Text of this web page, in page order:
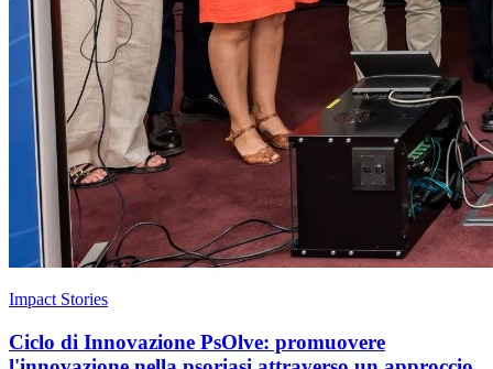
Impact Stories
Ciclo di Innovazione PsOlve: promuovere